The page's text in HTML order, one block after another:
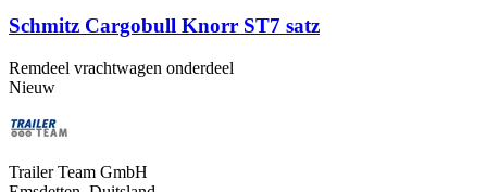
Schmitz Cargobull Knorr ST7 satz
Remdeel vrachtwagen onderdeel
Nieuw
Trailer Team GmbH